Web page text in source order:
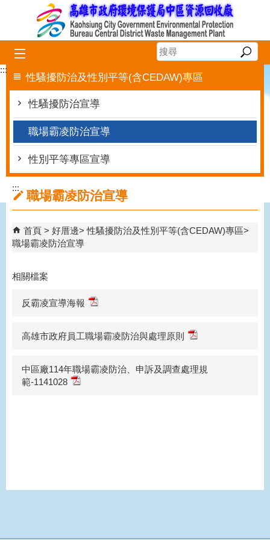
跳到主要內容區塊
:::
性騷擾防治及性別平等(含CEDAW)專區
性騷擾防治宣導
職場霸凌防治宣導
性別平等專區宣導
:::
職場霸凌防治宣導
首頁 好厝邊
性騷擾防治及性別平等(含CEDAW)專區
職場霸凌防治宣導
相關檔案
反霸凌宣導海報
高雄市政府員工職場霸凌防治與處理原則
中區廠114年職場霸凌防治、申訴及調查處理規
範-1141028